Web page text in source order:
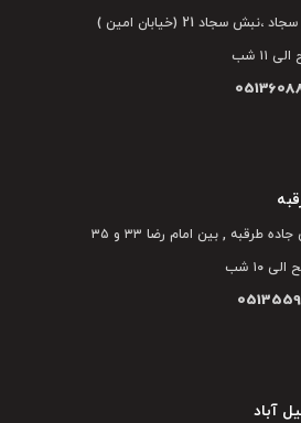
،نبش سجاد 21 (خیابان امین )
جاده طرقبه , بین امام رضا ۳۳ و ۳۵
آباد